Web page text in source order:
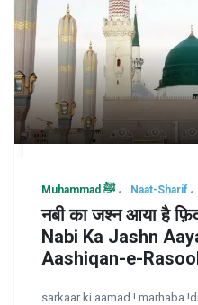
Muhammad ﷺ Naat-Sharif
नबी का जश्न आया है
Nabi Ka Jashn
Aashiqan-e-
sarkaar ki aamad ! marhaba